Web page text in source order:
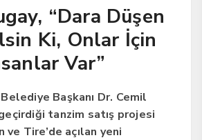
“Dara Düşen
Ki, Onlar İçin
Var”
Başkanı Dr. Cemil
tanzim satış projesi
ve Tire’de açılan yeni